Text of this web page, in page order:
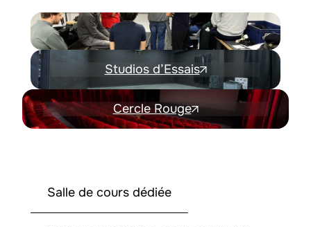
Studios d’Essais
Cercle Rouge
Salle de cours dédiée